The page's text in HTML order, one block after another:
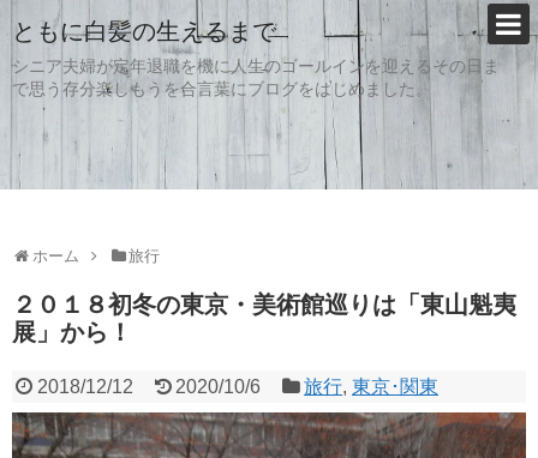
ともに白髪の生えるまで
シニア夫婦が定年退職を機に人生のゴールインを迎えるその日ま
で思う存分楽しもうを合言葉にブログをはじめました。
ホーム 旅行
２０１８初冬の東京・美術館巡りは「東山魁夷
展」から！
2018/12/12 2020/10/6 旅行,東京･関東